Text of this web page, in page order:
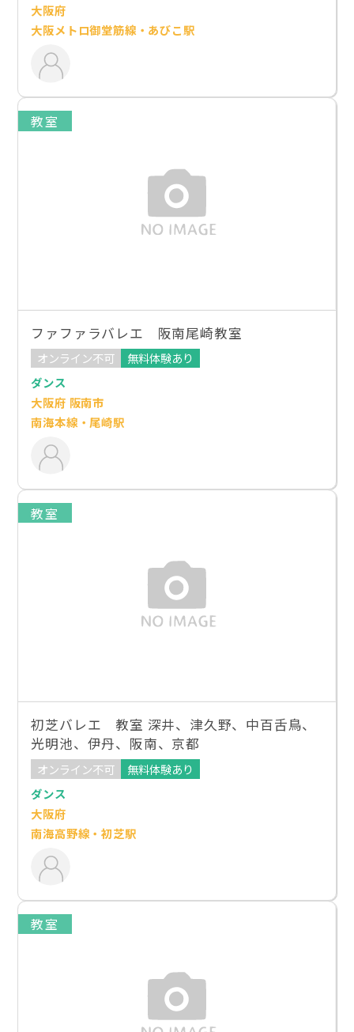
大阪府
大阪メトロ御堂筋線・あびこ駅
教室
ファファラバレエ 阪南尾崎教室
オンライン不可
無料体験あり
ダンス
大阪府 阪南市
南海本線・尾崎駅
教室
初芝バレエ 教室 深井、津久野、中百舌鳥、
光明池、伊丹、阪南、京都
オンライン不可
無料体験あり
ダンス
大阪府
南海高野線・初芝駅
教室